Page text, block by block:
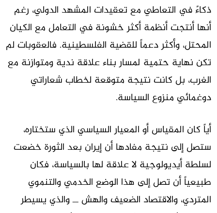
ذكاءً في التعاطي مع تعقيدات المشهد الدولي، رغم
أنها أنتجت أنظمة أكثر خشونة في التعامل مع الكيان
المحتل، وأكثر دعماً للقضية الفلسطينية. فالعقوبات لم
تكن نهاية حتمية لمسار بناء علاقة ندية ومتوازنة مع
الغرب، بل كانت نتيجة متوقعة لخطاب شعاراتي
دوغمائي منزوع السياسة.
أياً كان المقياس أو المعيار السياسي الذي ستختاره،
ستصل إلى نتيجة مفادها أن إيران بعد الثورة خضعت
لسلطة أيديولوجية لا علاقة لها بالسياسة، فكان
طبيعياً أن تصل إلى هذا الوضع الخدمي والتنموي
المتردي، والاقتصاد الضعيف والهش ــ والذي يسيطر